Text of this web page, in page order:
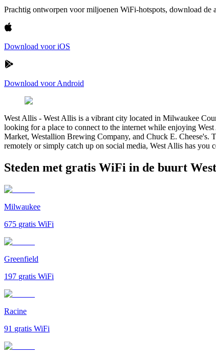
Prachtig ontworpen voor miljoenen WiFi-hotspots, download de
Download voor iOS
Download voor Android
West Allis - West Allis is a vibrant city located in Milwaukee
looking for a place to connect to the internet while enjoying
Market, Westallion Brewing Company, and Chuck E.
remotely or simply catch up on social media, West Allis has you
Steden met gratis WiFi in de buurt
Milwaukee
675 gratis WiFi
Greenfield
197 gratis WiFi
Racine
91 gratis WiFi